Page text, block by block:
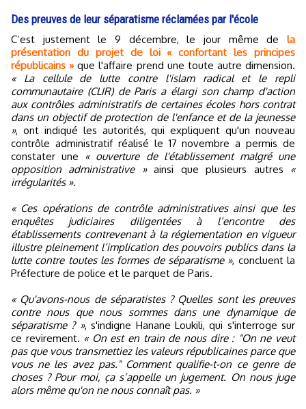
Des preuves de leur séparatisme réclamées par l'école
C’est justement le 9 décembre, le jour même de la
présentation du projet de loi « confortant les principes
républicains »que l'affaire prend une toute autre dimension.
« La cellule de lutte contre l'islam radical et le repli
communautaire (CLIR) de Paris a élargi son champ d'action
aux contrôles administratifs de certaines écoles hors contrat
dans un objectif de protection de l'enfance et de la jeunesse
», ont indiqué les autorités, qui expliquent qu'un nouveau
contrôle administratif réalisé le 17 novembre a permis de
constater une « ouverture de l'établissement malgré une
opposition administrative »ainsi que plusieurs autres
«
irrégularités ».
« Ces opérations de contrôle administratives ainsi que les
enquêtes judiciaires diligentées à l’encontre des
établissements contrevenant à la réglementation en vigueur
illustre pleinement l’implication des pouvoirs publics dans la
lutte contre toutes les formes de séparatisme », concluent la
Préfecture de police et le parquet de Paris.
« Qu'avons-nous de séparatistes ? Quelles sont les preuves
contre nous que nous sommes dans une dynamique de
séparatisme ? », s'indigne Hanane Loukili, qui s'interroge sur
ce revirement. « On est en train de nous dire : "On ne veut
pas que vous transmettiez les valeurs républicaines parce que
vous ne les avez pas." Comment qualifie-t-on ce genre de
choses ? Pour moi, ça s’appelle un jugement. On nous juge
alors même qu'on ne nous connaît pas. »